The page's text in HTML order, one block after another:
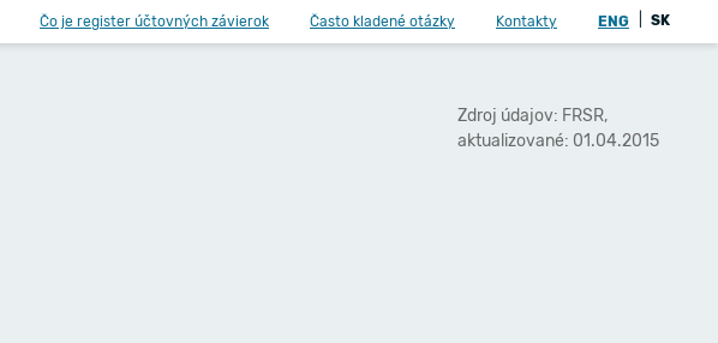
Čo je register účtovných závierok Často kladené otázky Kontakty ENG SK
Zdroj údajov: FRSR,
aktualizované: 01.04.2015